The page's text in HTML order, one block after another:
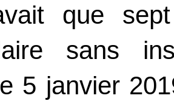
que
sans
5 janvier